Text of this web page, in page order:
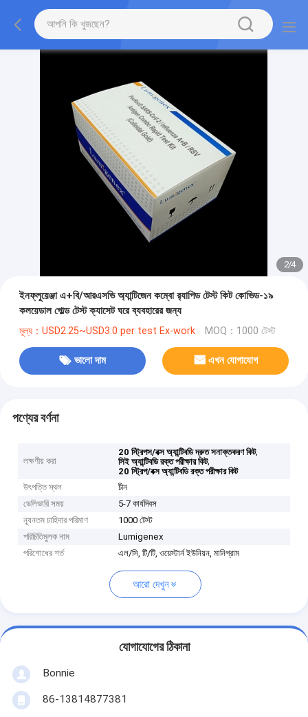
2/4
ইনফ্লুয়েঞ্জা এ+বি/আরএসভি অ্যান্টিজেন কম্বো র‍্যাপিড টেস্ট কিট কোভিড-১৯
কলয়েডাল গোল্ড টেস্ট ক্যাসেট ঘরে ব্যবহারের জন্য
মূল্য：USD2.25~USD3.0 per test Ex-work MOQ：1000 টেস্ট
ভালো দাম এখন যোগাযোগ
পণ্যের বর্ণনা
লক্ষণীয় করা
20 স্ট্রিপস/বক্স অ্যান্টিবডি দ্রুত সনাক্তকরণ কিট,
সিই অ্যান্টিবডি রক্ত ​​পরীক্ষার কিট,
20 স্ট্রিপ/বক্স অ্যান্টিবডি রক্ত ​​পরীক্ষার কিট
উৎপত্তি স্থল
চীন
ডেলিভারি সময়
5-7 কার্যদিবস
ন্যূনতম চাহিদার পরিমাণ
1000 টেস্ট
পরিচিতিমুলক নাম
Lumigenex
পরিশোধের শর্ত
এল/সি, টি/টি, ওয়েস্টার্ন ইউনিয়ন, মানিগ্রাম
আরো দেখুন
যোগাযোগের ঠিকানা
Bonnie
86-13814877381